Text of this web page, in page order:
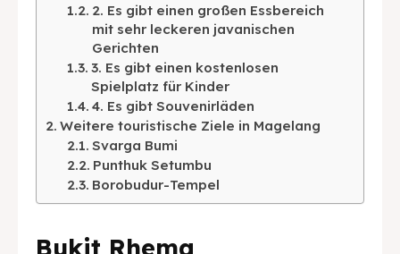
日本語 한국어 العربية
2. Es gibt einen großen Essbereich
mit sehr leckeren javanischen
Gerichten
3. Es gibt einen kostenlosen
Spielplatz für Kinder
4. Es gibt Souvenirläden
Weitere touristische Ziele in Magelang
Svarga Bumi
Punthuk Setumbu
Borobudur-Tempel
Bukit Rhema